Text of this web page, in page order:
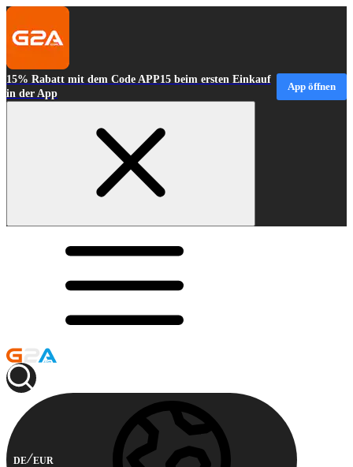
15% Rabatt mit dem Code APP15 beim ersten Einkauf
in der App
App öffnen
DE EUR